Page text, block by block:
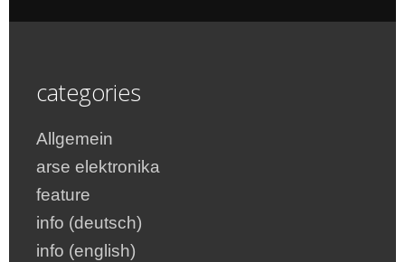
categories
Allgemein
arse elektronika
feature
info (deutsch)
info (english)